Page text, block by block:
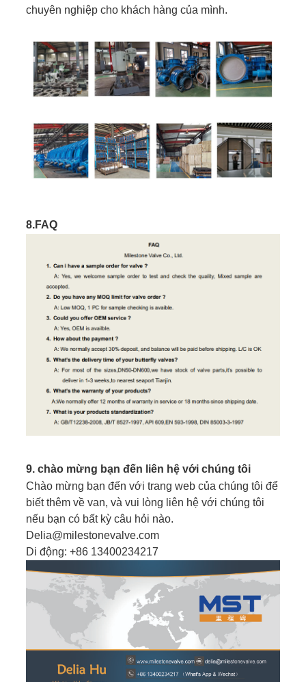
chuyên nghiệp cho khách hàng của mình.
8.FAQ
9. chào mừng bạn đến liên hệ với chúng tôi
Chào mừng bạn đến với trang web của chúng tôi để
biết thêm về van, và vui lòng liên hệ với chúng tôi
nếu bạn có bất kỳ câu hỏi nào.
Delia@milestonevalve.com
Di động: +86 13400234217